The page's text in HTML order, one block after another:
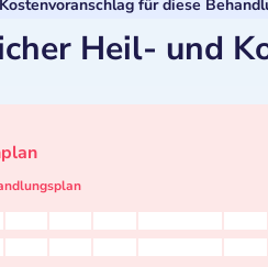
Kostenvoranschlag für diese
Heil- und